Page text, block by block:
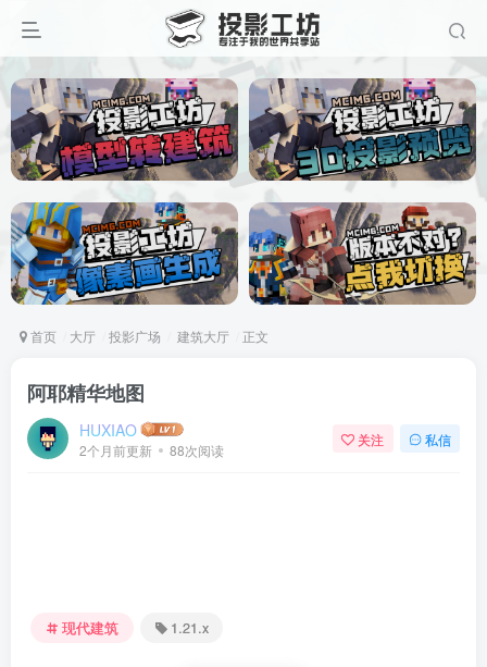
首页 大厅 投影广场 建筑大厅 正文
阿耶精华地图
HUXIAO
2个月前更新 88次阅读
关注 私信
现代建筑 1.21.x